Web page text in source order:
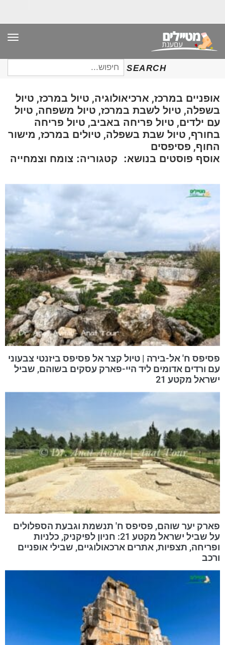
SEARCH
חיפוש
עבור:
אופניים במרכז, ארכיאולוגיה, טיול במרכז, טיול
בשפלה, טיול לשבת במרכז, טיול משפחה, טיול
עם ילדים, טיול פריחה באביב, טיול פריחה
בחורף, טיול שבת בשפלה, טיולים במרכז, מישור
החוף, פסיפסים
אוסף פוסטים בנושא: קטגוריה: צומח וצמחייה
פסיפס ח' אל-בירה | טיול קצר אל פסיפס ביזנטי צבעוני
עם ורדים אדומים ליד היי-פארק עסקים בשוהם, שביל
ישראל מקטע 21
פארק יער שוהם, פסיפס ח' תנשמת וגבעת הספלולים
על שביל ישראל מקטע 21: חניון לפיקניק, כלניות
ופריחה, תצפיות, אתרים ארכאולוגיים, שבילי אופניים
ורכב